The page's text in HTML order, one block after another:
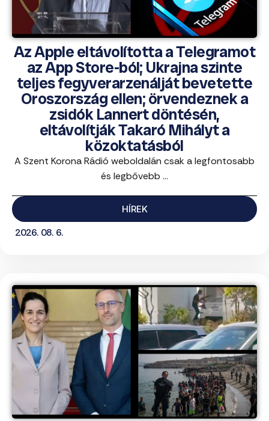
Az Apple eltávolította a Telegramot
az App Store-ból; Ukrajna szinte
teljes fegyverarzenálját bevetette
Oroszország ellen; örvendeznek a
zsidók Lannert döntésén,
eltávolítják Takaró Mihályt a
közoktatásból
A Szent Korona Rádió weboldalán csak a legfontosabb
és legbővebb ...
HÍREK
2026. 08. 6.